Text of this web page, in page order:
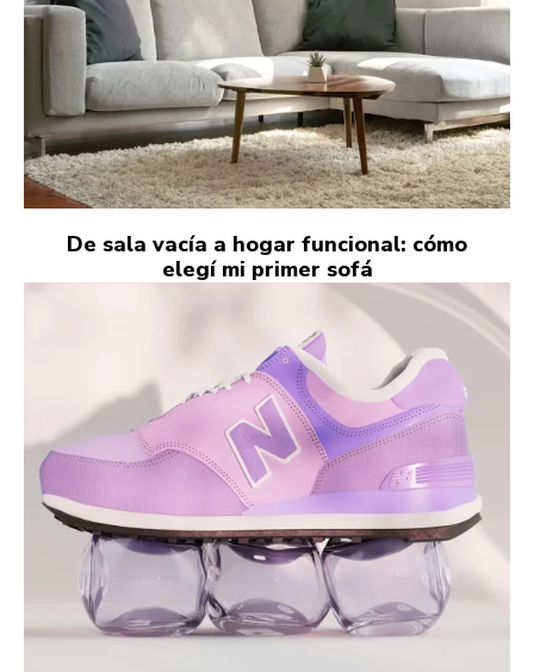
De sala vacía a hogar funcional: cómo
elegí mi primer sofá